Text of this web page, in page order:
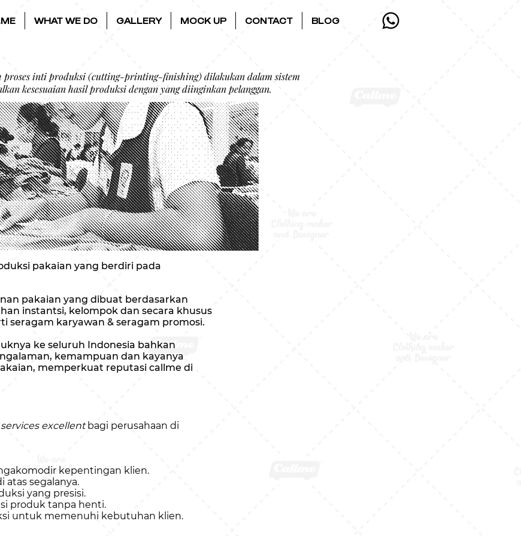
WHAT WE DO GALLERY MOCK UP CONTACT BLOG
proses inti produksi (cutting-printing-finishing) dilakukan dalam sistem
kesesuaian hasil produksi dengan yang diinginkan pelanggan.
pakaian yang berdiri pada
pakaian yang dibuat berdasarkan
instantsi, kelompok dan secara khusus
seragam karyawan & seragam promosi.
ke seluruh Indonesia bahkan
kemampuan dan kayanya
memperkuat reputasi callme di
services excellentbagi perusahaan di
kepentingan klien.
atas segalanya.
yang presisi.
produk tanpa henti.
untuk memenuhi kebutuhan klien.